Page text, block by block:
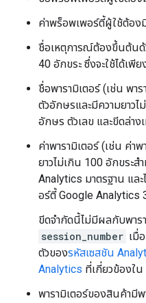
ค่าพร็อพเพอร์ตี้ผู้ใช้ต้อง
ชื่อเหตุการณ์ต้องขึ้นต้นด้
40 อักขระ ซึ่งจะใช้ได้เพี
ชื่อพารามิเตอร์ (เช่น พา
ตัวอักษรและมีความยาวไ
อักษร ตัวเลข และขีดล่าง
ค่าพารามิเตอร์ (เช่น ค่า
ยาวไม่เกิน 100 อักขระ
Analytics มาตรฐาน แล
อร์ตี้ Google Analytics
ขีดจํากัดนี้ไม่มีผลกับพาร
session_number เมื่
ตัวของรหัสเซสชัน
Analytics ที่เกี่ยวข้องใ
พารามิเตอร์ของสินค้ามี